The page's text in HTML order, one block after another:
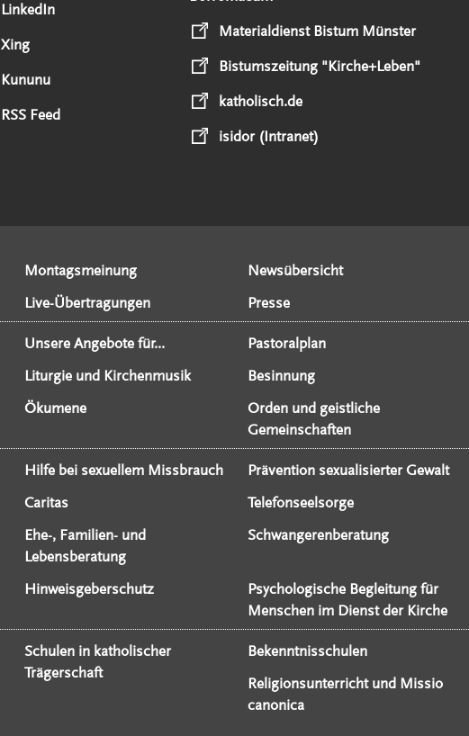
LinkedIn
Xing
Kununu
RSS Feed
Materialdienst Bistum Münster
Bistumszeitung "Kirche+Leben"
katholisch.de
isidor (Intranet)
Montagsmeinung Newsübersicht
Live-Übertragungen
Presse
Unsere Angebote für... Pastoralplan
Liturgie und Kirchenmusik
Besinnung
Ökumene
Orden und geistliche
Gemeinschaften
Hilfe bei sexuellem Missbrauch Prävention sexualisierter Gewalt
Caritas
Telefonseelsorge
Ehe-, Familien- und
Lebensberatung
Schwangerenberatung
Hinweisgeberschutz
Psychologische Begleitung für
Menschen im Dienst der Kirche
Schulen in katholischer
Trägerschaft
Bekenntnisschulen
Religionsunterricht und Missio
canonica